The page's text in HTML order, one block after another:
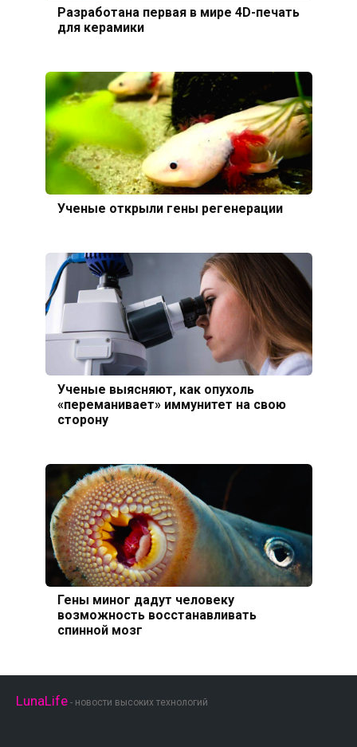
Разработана первая в мире 4D-печать
для керамики
Ученые открыли гены регенерации
Ученые выясняют, как опухоль
«переманивает» иммунитет на свою
сторону
Гены миног дадут человеку
возможность восстанавливать
спинной мозг
LunaLife - новости высоких технологий